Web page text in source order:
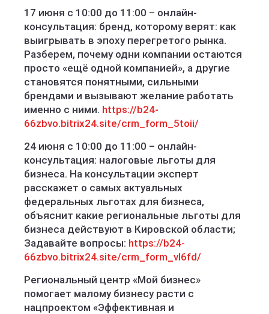
17 июня с 10:00 до 11:00 – онлайн-
консультация: бренд, которому верят: как
выигрывать в эпоху перегретого рынка.
Разберем, почему одни компании остаются
просто «ещё одной компанией», а другие
становятся понятными, сильными
брендами и вызывают желание работать
именно с ними. https://b24-
66zbvo.bitrix24.site/crm_form_5toii/
24 июня с 10:00 до 11:00 – онлайн-
консультация: налоговые льготы для
бизнеса. На консультации эксперт
расскажет о самых актуальных
федеральных льготах для бизнеса,
объяснит какие региональные льготы для
бизнеса действуют в Кировской области;
Задавайте вопросы: https://b24-
66zbvo.bitrix24.site/crm_form_vl6fd/
Региональный центр «Мой бизнес»
помогает малому бизнесу расти с
нацпроектом «Эффективная и